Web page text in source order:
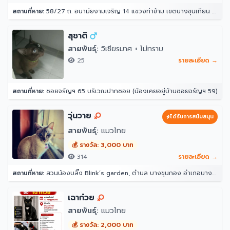
สถานที่หาย: 58/27 ถ. อนามัยงามเจริญ 14 แขวงท่าข้าม เขตบางขุนเทียน กรุงเทพมหานคร 10150
สุชาติ
สายพันธุ์: วิเชียรมาศ + ไม่ทราบ
25 รายละเอียด →
สถานที่หาย: ซอยจรัญฯ 65 บริเวณปากซอย (น้องเคยอยู่บ้านซอยจรัญฯ 59)
วุ่นวาย ได้รับการสนับสนุน
สายพันธุ์: แมวไทย
💰 รางวัล: 3,000 บาท
314
รายละเอียด →
สถานที่หาย: สวนน้องบลิ๊ง Blink’s garden, ตำบล บางขุนกอง อำเภอบางกรวย นนทบุรี 11130
เฉาก๋วย
สายพันธุ์: แมวไทย
💰 รางวัล: 2,000 บาท